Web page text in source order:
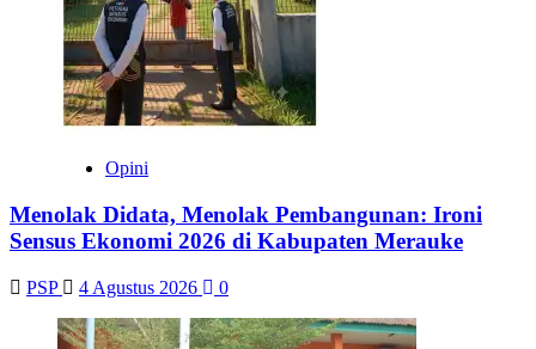
Opini
Menolak Didata, Menolak Pembangunan: Ironi
Sensus Ekonomi 2026 di Kabupaten Merauke
PSP 4 Agustus 2026 0